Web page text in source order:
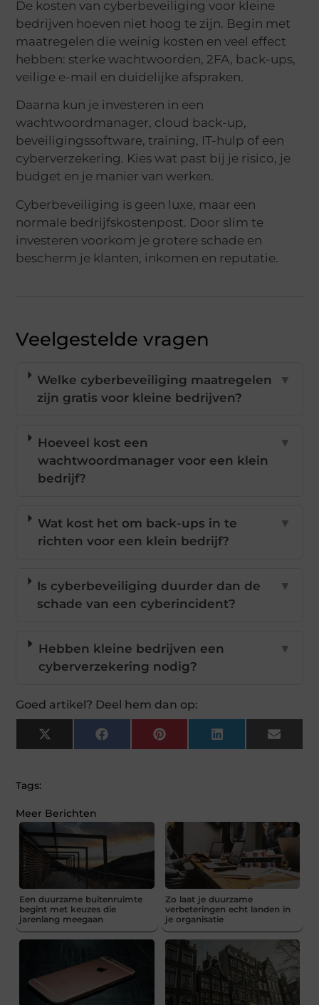
De kosten van cyberbeveiliging voor kleine
bedrijven hoeven niet hoog te zijn. Begin met
maatregelen die weinig kosten en veel effect
hebben: sterke wachtwoorden, 2FA, back-ups,
veilige e-mail en duidelijke afspraken.
Daarna kun je investeren in een
wachtwoordmanager, cloud back-up,
beveiligingssoftware, training, IT-hulp of een
cyberverzekering. Kies wat past bij je risico, je
budget en je manier van werken.
Cyberbeveiliging is geen luxe, maar een
normale bedrijfskostenpost. Door slim te
investeren voorkom je grotere schade en
bescherm je klanten, inkomen en reputatie.
Veelgestelde vragen
Welke cyberbeveiliging maatregelen
zijn gratis voor kleine bedrijven?
▼
Hoeveel kost een
wachtwoordmanager voor een klein
bedrijf?
▼
Wat kost het om back-ups in te
richten voor een klein bedrijf?
▼
Is cyberbeveiliging duurder dan de
schade van een cyberincident?
▼
Hebben kleine bedrijven een
cyberverzekering nodig?
▼
Goed artikel? Deel hem dan op:
X
(Twitter)
FacebookPinterestLinkedInEmail
Tags:
Meer Berichten
Een duurzame buitenruimte
begint met keuzes die
jarenlang meegaan
Zo laat je duurzame
verbeteringen echt landen in
je organisatie